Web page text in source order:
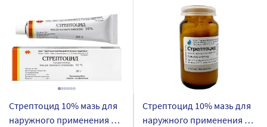
Стрептоцид 10% мазь для
наружного применения 30
Стрептоцид 10% мазь для
наружного применения 25